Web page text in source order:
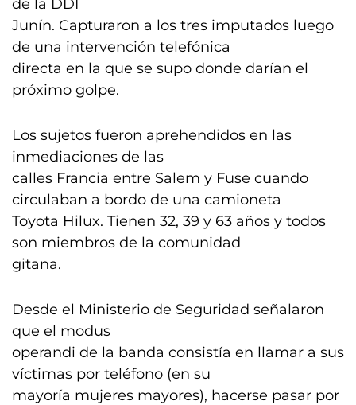
de la DDI
Junín. Capturaron a los tres imputados luego
de una intervención telefónica
directa en la que se supo donde darían el
próximo golpe.
Los sujetos fueron aprehendidos en las
inmediaciones de las
calles Francia entre Salem y Fuse cuando
circulaban a bordo de una camioneta
Toyota Hilux. Tienen 32, 39 y 63 años y todos
son miembros de la comunidad
gitana.
Desde el Ministerio de Seguridad señalaron
que el modus
operandi de la banda consistía en llamar a sus
víctimas por teléfono (en su
mayoría mujeres mayores), hacerse pasar por